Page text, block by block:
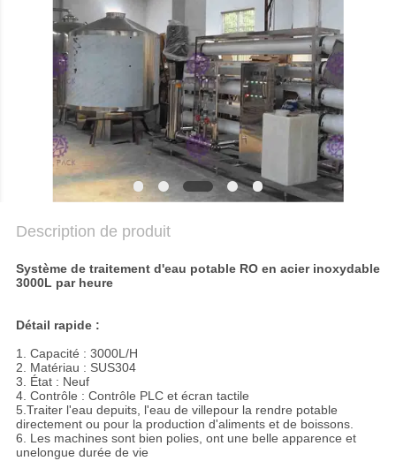
POLITIQUE
CONFIDENTIALITÉ
Description de produit
Système de traitement d'eau potable RO en acier inoxydable
3000L par heure
Détail rapide :
1. Capacité : 3000L/H
2. Matériau : SUS304
3. État : Neuf
4. Contrôle : Contrôle PLC et écran tactile
5.Traiter l'eau depuits, l'eau de villepour la rendre potable
directement ou pour la production d'aliments et de boissons.
6. Les machines sont bien polies, ont une belle apparence et
unelongue durée de vie